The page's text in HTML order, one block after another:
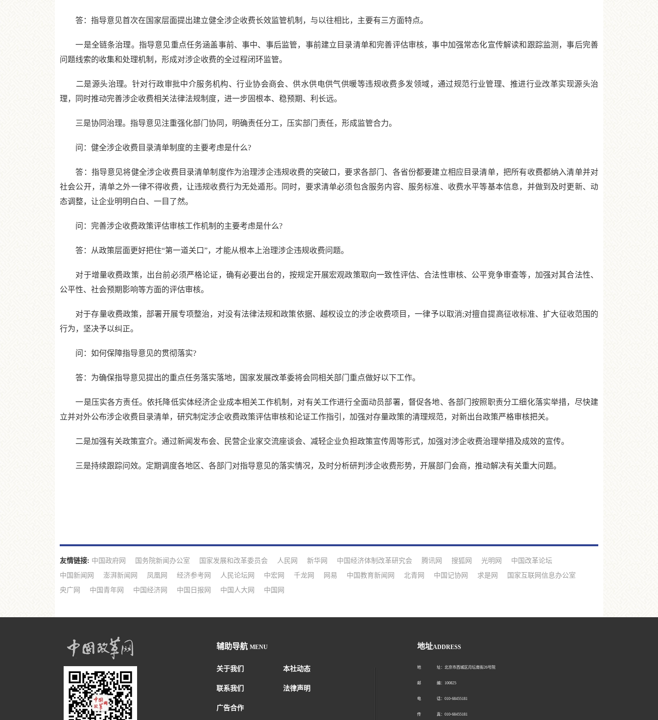
答：指导意见首次在国家层面提出建立健全涉企收费长效监管机制，与以往相比，主要有三方面特点。
一是全链条治理。指导意见重点任务涵盖事前、事中、事后监管，事前建立目录清单和完善评估审核，事中加强常态化宣传解读和跟踪监测，事后完善
问题线索的收集和处理机制，形成对涉企收费的全过程闭环监管。
二是源头治理。针对行政审批中介服务机构、行业协会商会、供水供电供气供暖等违规收费多发领域，通过规范行业管理、推进行业改革实现源头治
理，同时推动完善涉企收费相关法律法规制度，进一步固根本、稳预期、利长远。
三是协同治理。指导意见注重强化部门协同，明确责任分工，压实部门责任，形成监管合力。
问：健全涉企收费目录清单制度的主要考虑是什么?
答：指导意见将健全涉企收费目录清单制度作为治理涉企违规收费的突破口，要求各部门、各省份都要建立相应目录清单，把所有收费都纳入清单并对
社会公开，清单之外一律不得收费，让违规收费行为无处遁形。同时，要求清单必须包含服务内容、服务标准、收费水平等基本信息，并做到及时更新、动
态调整，让企业明明白白、一目了然。
问：完善涉企收费政策评估审核工作机制的主要考虑是什么?
答：从政策层面更好把住“第一道关口”，才能从根本上治理涉企违规收费问题。
对于增量收费政策，出台前必须严格论证，确有必要出台的，按规定开展宏观政策取向一致性评估、合法性审核、公平竞争审查等，加强对其合法性、
公平性、社会预期影响等方面的评估审核。
对于存量收费政策，部署开展专项整治，对没有法律法规和政策依据、越权设立的涉企收费项目，一律予以取消;对擅自提高征收标准、扩大征收范围的
行为，坚决予以纠正。
问：如何保障指导意见的贯彻落实?
答：为确保指导意见提出的重点任务落实落地，国家发展改革委将会同相关部门重点做好以下工作。
一是压实各方责任。依托降低实体经济企业成本相关工作机制，对有关工作进行全面动员部署，督促各地、各部门按照职责分工细化落实举措，尽快建
立并对外公布涉企收费目录清单，研究制定涉企收费政策评估审核和论证工作指引，加强对存量政策的清理规范，对新出台政策严格审核把关。
二是加强有关政策宣介。通过新闻发布会、民营企业家交流座谈会、减轻企业负担政策宣传周等形式，加强对涉企收费治理举措及成效的宣传。
三是持续跟踪问效。定期调度各地区、各部门对指导意见的落实情况，及时分析研判涉企收费形势，开展部门会商，推动解决有关重大问题。
友情链接: 中国政府网 国务院新闻办公室 国家发展和改革委员会 人民网 新华网 中国经济体制改革研究会 腾讯网 搜狐网 光明网
中国改革论坛
中国新闻网
澎湃新闻网 凤凰网 经济参考网 人民论坛网 中宏网 千龙网 网易 中国教育新闻网 北青网 中国记协网 求是网
国家互联网信息办公室
央广网
中国青年网 中国经济网 中国日报网 中国人大网 中国网
辅助导航 MENU
关于我们 本社动态
联系我们 法律声明
广告合作
地址ADDRESS
地 址：北京市西城区月坛南街26号院
邮 编：100825
电 话：010-68455181
传 真：010-68455181